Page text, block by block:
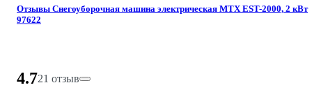
Отзывы Снегоуборочная машина электрическая MTX EST-2000, 2 кВт
97622
4.721 отзыв